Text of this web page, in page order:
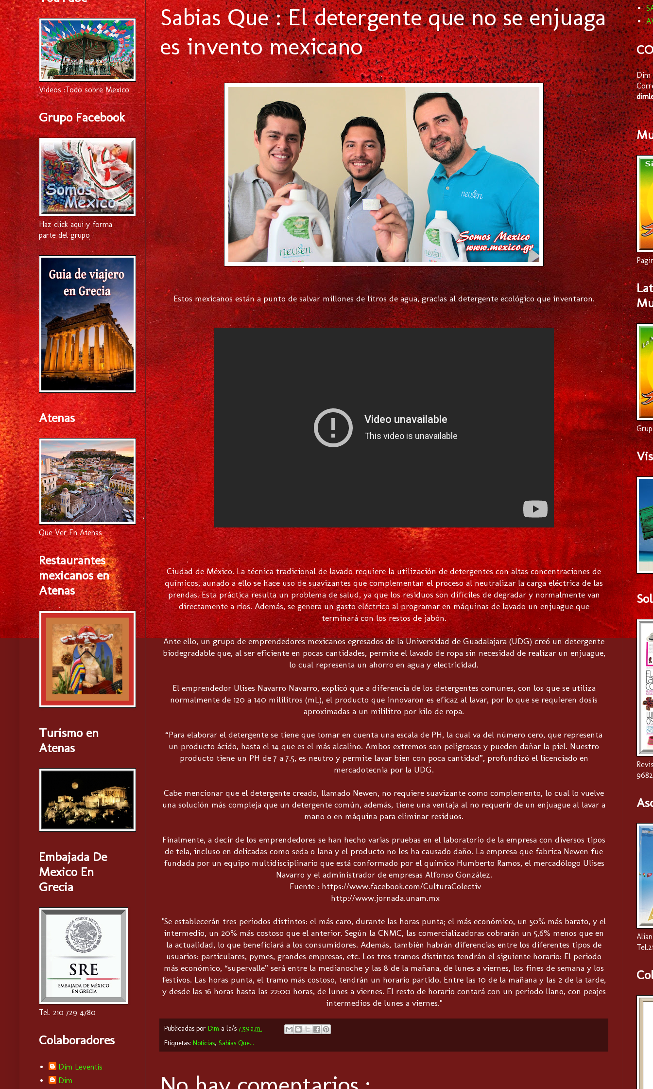
Sabias Que : El detergente que no se enjuaga
es invento mexicano
Estos mexicanos están a punto de salvar millones de litros de agua, gracias al detergente ecológico que inventaron.
Ciudad de México. La técnica tradicional de lavado requiere la utilización de detergentes con altas concentraciones de
químicos, aunado a ello se hace uso de suavizantes que complementan el proceso al neutralizar la carga eléctrica de las
prendas. Esta práctica resulta un problema de salud, ya que los residuos son difíciles de degradar y normalmente van
directamente a ríos. Además, se genera un gasto eléctrico al programar en máquinas de lavado un enjuague que
terminará con los restos de jabón.
Ante ello, un grupo de emprendedores mexicanos egresados de la Universidad de Guadalajara (UDG) creó un detergente
biodegradable que, al ser eficiente en pocas cantidades, permite el lavado de ropa sin necesidad de realizar un enjuague,
lo cual representa un ahorro en agua y electricidad.
El emprendedor Ulises Navarro Navarro, explicó que a diferencia de los detergentes comunes, con los que se utiliza
normalmente de 120 a 140 mililitros (mL), el producto que innovaron es eficaz al lavar, por lo que se requieren dosis
aproximadas a un mililitro por kilo de ropa.
“Para elaborar el detergente se tiene que tomar en cuenta una escala de PH, la cual va del número cero, que representa
un producto ácido, hasta el 14 que es el más alcalino. Ambos extremos son peligrosos y pueden dañar la piel. Nuestro
producto tiene un PH de 7 a 7.5, es neutro y permite lavar bien con poca cantidad”, profundizó el licenciado en
mercadotecnia por la UDG.
Cabe mencionar que el detergente creado, llamado Newen, no requiere suavizante como complemento, lo cual lo vuelve
una solución más compleja que un detergente común, además, tiene una ventaja al no requerir de un enjuague al lavar a
mano o en máquina para eliminar residuos.
Finalmente, a decir de los emprendedores se han hecho varias pruebas en el laboratorio de la empresa con diversos tipos
de tela, incluso en delicadas como seda o lana y el producto no les ha causado daño. La empresa que fabrica Newen fue
fundada por un equipo multidisciplinario que está conformado por el químico Humberto Ramos, el mercadólogo Ulises
Navarro y el administrador de empresas Alfonso González.
Fuente : https://www.facebook.com/CulturaColectiv
http://www.jornada.unam.mx
"Se establecerán tres periodos distintos: el más caro, durante las horas punta; el más económico, un 50% más barato, y el
intermedio, un 20% más costoso que el anterior. Según la CNMC, las comercializadoras cobrarán un 5,6% menos que en
la actualidad, lo que beneficiará a los consumidores. Además, también habrán diferencias entre los diferentes tipos de
usuarios: particulares, pymes, grandes empresas, etc. Los tres tramos distintos tendrán el siguiente horario: El periodo
más económico, “supervalle” será entre la medianoche y las 8 de la mañana, de lunes a viernes, los fines de semana y los
festivos. Las horas punta, el tramo más costoso, tendrán un horario partido. Entre las 10 de la mañana y las 2 de la tarde,
y desde las 16 horas hasta las 22:00 horas, de lunes a viernes. El resto de horario contará con un periodo llano, con peajes
intermedios de lunes a viernes."
Publicadas por Dim a la/s 7:59 a.m.
Etiquetas: Noticias, Sabias Que...
Videos :Todo sobre Mexico
Grupo Facebook
Haz click aqui y forma
parte del grupo !
Atenas
Que Ver En Atenas
Restaurantes
mexicanos en
Atenas
Turismo en
Atenas
Embajada De
Mexico En
Grecia
Tel. 210 729 4780
Colaboradores
Dim Leventis
Dim
Dim
9682